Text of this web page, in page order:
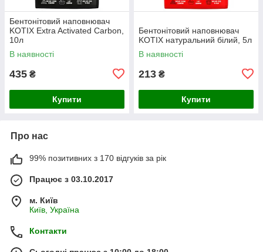
Бентонітовий наповнювач
KOTIX Extra Activated Carbon,
10л
В наявності
435 ₴
Купити
Бентонітовий наповнювач
KOTIX натуральний білий, 5л
В наявності
213 ₴
Купити
Про нас
99% позитивних з 170 відгуків за рік
Працює з 03.10.2017
м. Київ
Київ, Україна
Контакти